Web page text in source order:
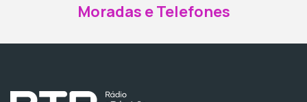
Moradas e Telefones